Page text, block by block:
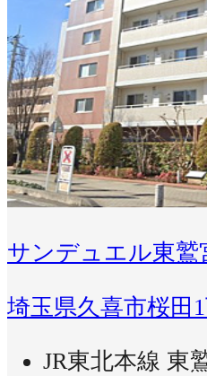
サンデュエル東鷲
埼玉県久喜市桜田
JR東北本線 東